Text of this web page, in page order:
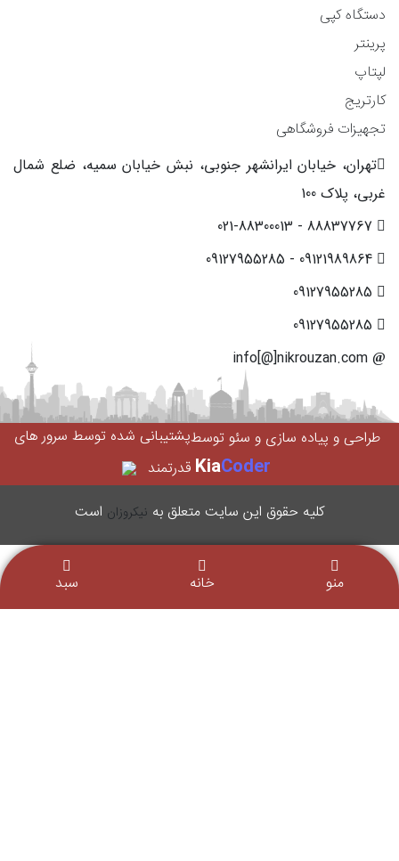
دستگاه کپی
پرینتر
لپتاپ
کارتریج
تجهیزات فروشگاهی
تهران، خیابان ایرانشهر جنوبی، نبش خیابان سمیه، ضلع شمال
غربی، پلاک 100
طراحی و پیاده سازی و سئو توسط
KiaCoder
پشتیبانی شده توسط سرور های
قدرتمند
کليه حقوق اين سایت متعلق به نیکروزان است
منو خانه سبد